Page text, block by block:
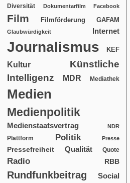
Diversität Dokumentarfilm Facebook
Film Filmförderung GAFAM
Glaubwürdigkeit Internet
Journalismus KEF
Kultur
Künstliche
Intelligenz
MDR Mediathek
Medien
Medienpolitik
Medienstaatsvertrag NDR
Plattform Politik Presse
Pressefreiheit Qualität Quote
Radio RBB
Rundfunkbeitrag
Social